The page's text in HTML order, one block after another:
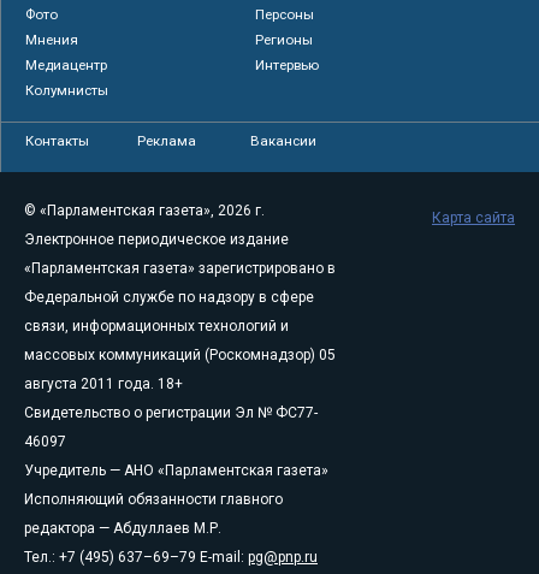
Фото
Персоны
Мнения
Регионы
Медиацентр
Интервью
Колумнисты
Контакты Реклама Вакансии
© «Парламентская газета», 2026 г.
Электронное периодическое издание
«Парламентская газета» зарегистрировано в
Федеральной службе по надзору в сфере
связи, информационных технологий и
массовых коммуникаций (Роскомнадзор) 05
августа 2011 года. 18+
Свидетельство о регистрации Эл № ФС77-
46097
Учредитель — АНО «Парламентская газета»
Исполняющий обязанности главного
редактора — Абдуллаев М.Р.
Тел.: +7 (495) 637–69–79 E-mail: pg@pnp.ru
Карта сайта